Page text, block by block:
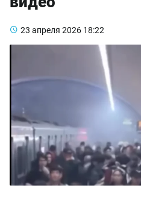
23 апреля 2026 18:22